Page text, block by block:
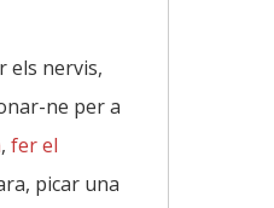
els nervis,
ne per a
, fer el
picar una